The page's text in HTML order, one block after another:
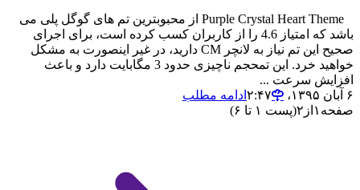
Purple Crystal Heart Theme از محبوبترین تم های گوگل پلی می
باشد که امتیاز 4.6 را از کاربران کسب کرده است، برای اجرای
صحیح این تم نیاز به لانچر CM دارید، در غیر اینصورت به مشکل
خواهید خرد. این تمحجم ناچیزی حدود 3 مگابایت دارد و باعث
افزایش سرعت ...
۶ آبان ۱۳۹۵،‏ ۲:۴۷
ادامه مطلب
صفحه ۱ از ۲(پست ۱ تا ۶)